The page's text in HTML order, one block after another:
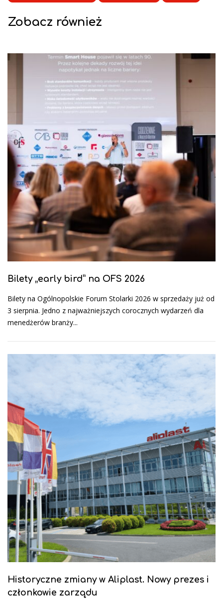
Zobacz również
Bilety „early bird” na OFS 2026
Bilety na Ogólnopolskie Forum Stolarki 2026 w sprzedaży już od
3 sierpnia. Jedno z najważniejszych corocznych wydarzeń dla
menedżerów branży...
Historyczne zmiany w Aliplast. Nowy prezes i
członkowie zarządu